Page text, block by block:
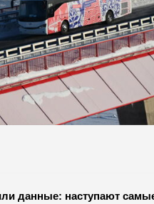
данные: наступают